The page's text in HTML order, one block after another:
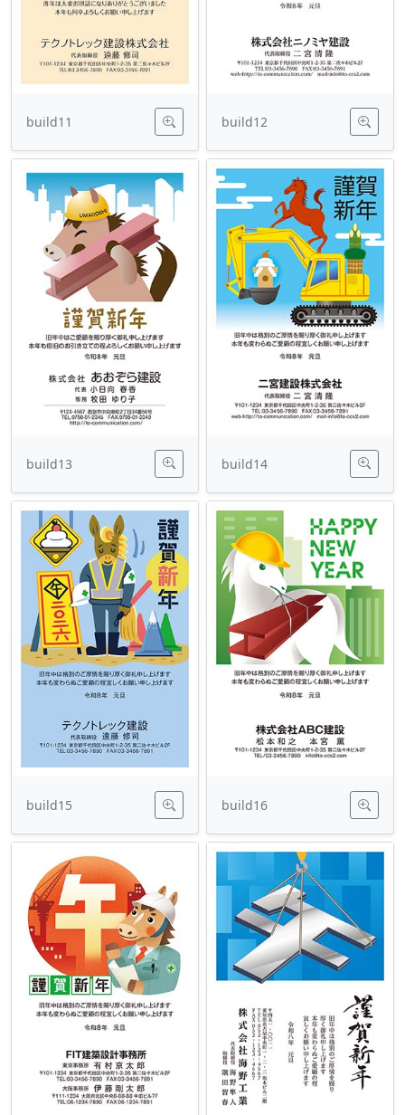
build11 build12
build13 build14
build15 build16